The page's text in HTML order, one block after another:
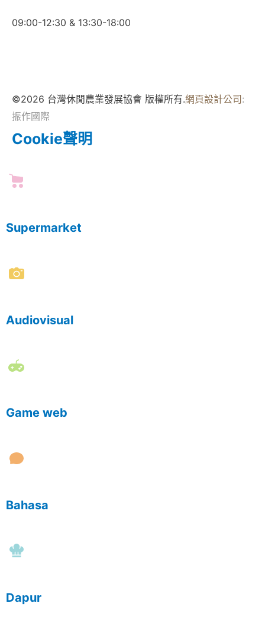
09:00-12:30 & 13:30-18:00
©2026 台灣休閒農業發展協會 版權所有.網頁設計公司:
振作國際
Cookie聲明
Supermarket
Audiovisual
Game web
Bahasa
Dapur